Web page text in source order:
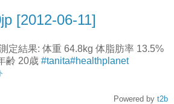
[2012-06-11]
定結果: 体重 64.8kg 体脂肪率 13.5%
齢 20歳 #tanita#healthplanet
Powered by t2b